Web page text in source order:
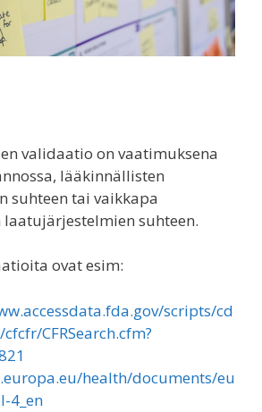
validaatio on vaatimuksena
lääkinnällisten
suhteen tai vaikkapa
suhteen.
ovat esim:
scripts/cd
CFRSearch.cfm?
health/documents/eu
4_en